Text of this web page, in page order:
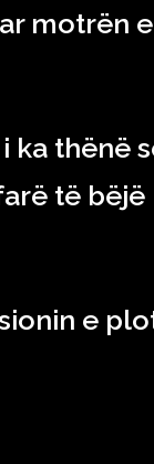
motrën e
ka thënë
të bëjë
e